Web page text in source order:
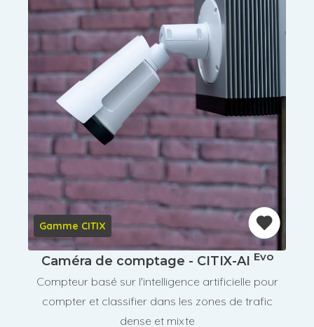
Gamme CITIX
Caméra de comptage - CITIX-AI Evo
Compteur basé sur l'intelligence artificielle pour
compter et classifier dans les zones de trafic
dense et mixte